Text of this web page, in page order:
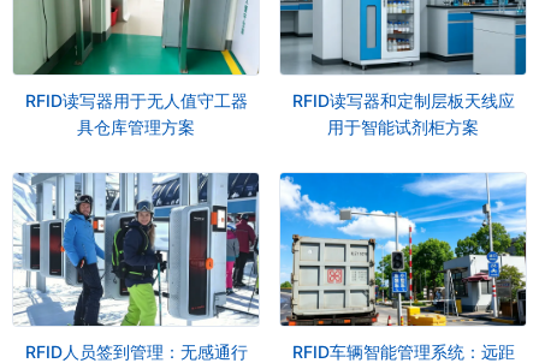
RFID读写器用于无人值守工器
具仓库管理方案
RFID读写器和定制层板天线应
用于智能试剂柜方案
RFID人员签到管理：无感通行
RFID车辆智能管理系统：远距